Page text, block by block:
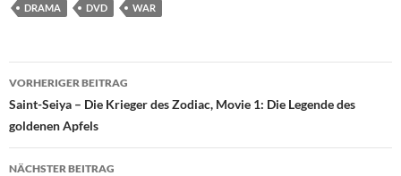
DRAMA DVD WAR
Beitragsnavigation
VORHERIGER BEITRAG
Saint-Seiya – Die Krieger des Zodiac, Movie 1: Die Legende des
goldenen Apfels
NÄCHSTER BEITRAG